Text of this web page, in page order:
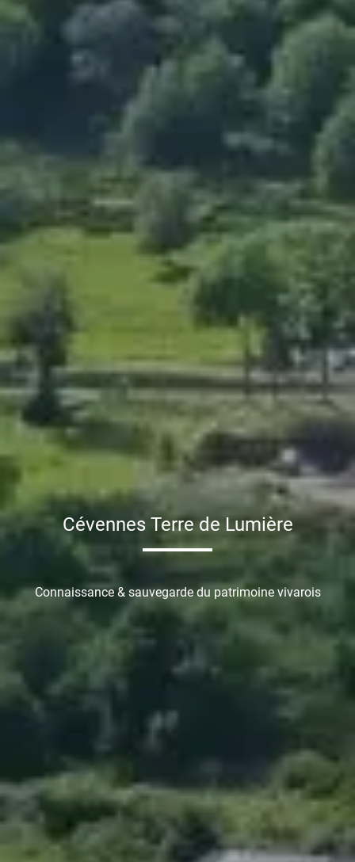
Cévennes Terre de Lumière
Connaissance & sauvegarde du patrimoine vivarois